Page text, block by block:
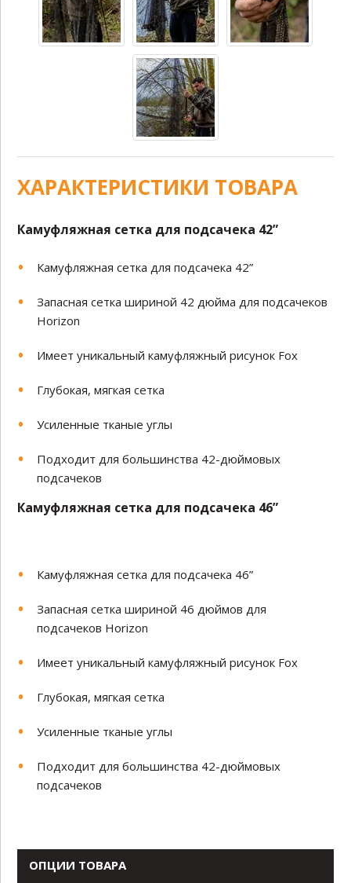
ХАРАКТЕРИСТИКИ ТОВАРА
Камуфляжная сетка для подсачека 42”
Камуфляжная сетка для подсачека 42”
Запасная сетка шириной 42 дюйма для подсачеков
Horizon
Имеет уникальный камуфляжный рисунок Fox
Глубокая, мягкая сетка
Усиленные тканые углы
Подходит для большинства 42-дюймовых
подсачеков
Камуфляжная сетка для подсачека 46”
Камуфляжная сетка для подсачека 46”
Запасная сетка шириной 46 дюймов для
подсачеков Horizon
Имеет уникальный камуфляжный рисунок Fox
Глубокая, мягкая сетка
Усиленные тканые углы
Подходит для большинства 42-дюймовых
подсачеков
ОПЦИИ ТОВАРА